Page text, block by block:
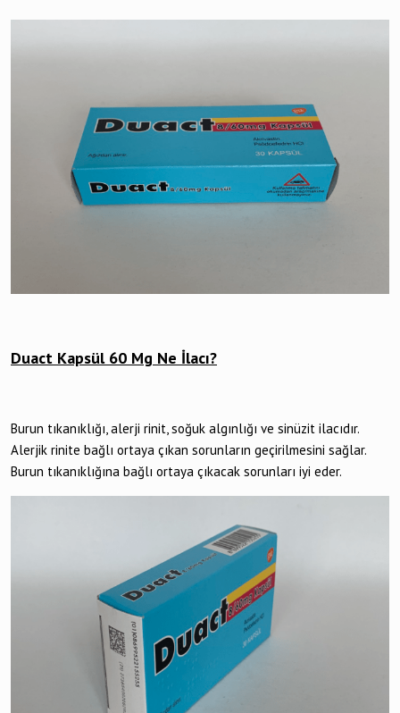
Duact Kapsül 60 Mg Ne İlacı?
Burun tıkanıklığı, alerji rinit, soğuk algınlığı ve sinüzit ilacıdır.
Alerjik rinite bağlı ortaya çıkan sorunların geçirilmesini sağlar.
Burun tıkanıklığına bağlı ortaya çıkacak sorunları iyi eder.